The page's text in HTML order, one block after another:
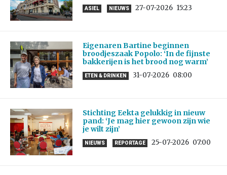
ASIEL NIEUWS 27-07-2026 15:23
Eigenaren Bartine beginnen
broodjeszaak Popolo: ‘In de fijnste
bakkerijen is het brood nog warm’
ETEN & DRINKEN 31-07-2026 08:00
Stichting Eekta gelukkig in nieuw
pand: ‘Je mag hier gewoon zijn wie
je wilt zijn’
NIEUWS REPORTAGE 25-07-2026 07:00